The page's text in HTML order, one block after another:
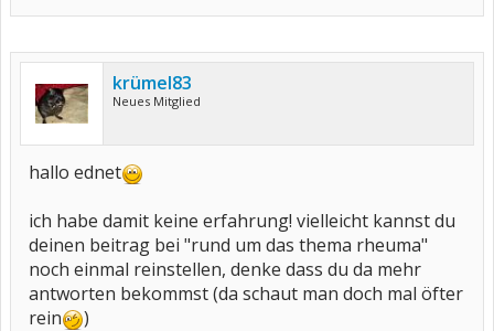
krümel83
Neues Mitglied
hallo ednet
ich habe damit keine erfahrung! vielleicht kannst du
deinen beitrag bei "rund um das thema rheuma"
noch einmal reinstellen, denke dass du da mehr
antworten bekommst (da schaut man doch mal öfter
rein
)